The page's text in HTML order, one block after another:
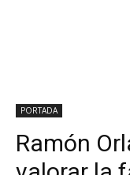
PORTADA
Ramón